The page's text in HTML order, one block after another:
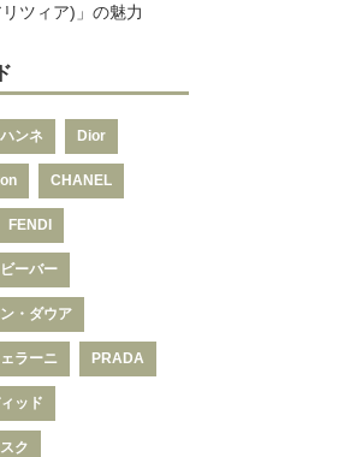
リツィア)」の魅力
ンネ Dior
CHANEL
FENDI
ーバー
・ダウア
ラーニ PRADA
ッド
ク